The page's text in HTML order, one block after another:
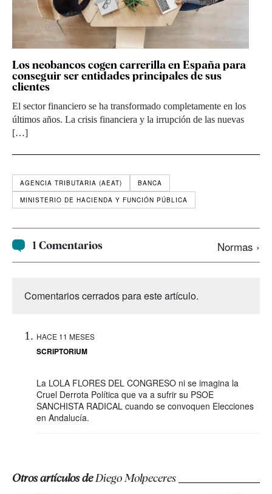
Los neobancos cogen carrerilla en España para
conseguir ser entidades principales de sus
clientes
El sector financiero se ha transformado completamente en los
últimos años. La crisis financiera y la irrupción de las nuevas
[…]
AGENCIA TRIBUTARIA (AEAT)
BANCA
MINISTERIO DE HACIENDA Y FUNCIÓN PÚBLICA
1 Comentarios Normas ›
Comentarios cerrados para este artículo.
HACE 11 MESES
SCRIPTORIUM
La LOLA FLORES DEL CONGRESO ni se imagina la
Cruel Derrota Política que va a sufrir su PSOE
SANCHISTA RADICAL cuando se convoquen Elecciones
en Andalucía.
Otros artículos deDiego Molpeceres